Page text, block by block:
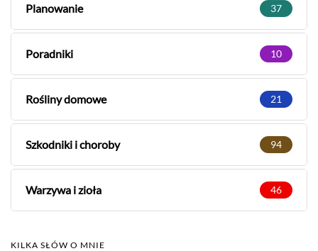
Planowanie 37
Poradniki 10
Rośliny domowe 21
Szkodniki i choroby 94
Warzywa i zioła 46
KILKA SŁÓW O MNIE